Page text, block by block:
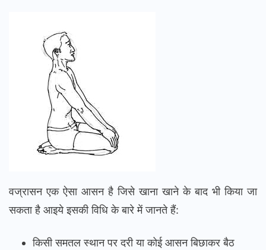
वज्रासन एक ऐसा आसन है जिसे खाना खाने के बाद भी किया जा
सकता है आइये इसकी विधि के बारे में जानते हैं:
किसी समतल स्थान पर दरी या कोई आसन बिछाकर बैठ